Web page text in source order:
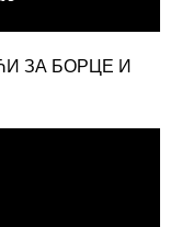
ЗА БОРЦЕ И